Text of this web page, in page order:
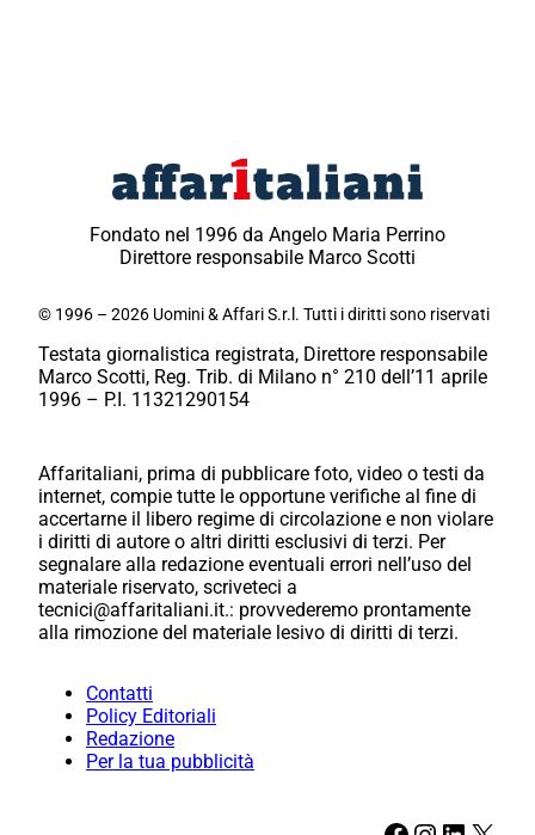
Fondato nel 1996 da Angelo Maria Perrino
Direttore responsabile Marco Scotti
© 1996 – 2026 Uomini & Affari S.r.l. Tutti i diritti sono riservati
Testata giornalistica registrata, Direttore responsabile
Marco Scotti, Reg. Trib. di Milano n° 210 dell’11 aprile
1996 – P.I. 11321290154
Affaritaliani, prima di pubblicare foto, video o testi da
internet, compie tutte le opportune verifiche al fine di
accertarne il libero regime di circolazione e non violare
i diritti di autore o altri diritti esclusivi di terzi. Per
segnalare alla redazione eventuali errori nell’uso del
materiale riservato, scriveteci a
tecnici@affaritaliani.it.: provvederemo prontamente
alla rimozione del materiale lesivo di diritti di terzi.
Contatti
Policy Editoriali
Redazione
Per la tua pubblicità